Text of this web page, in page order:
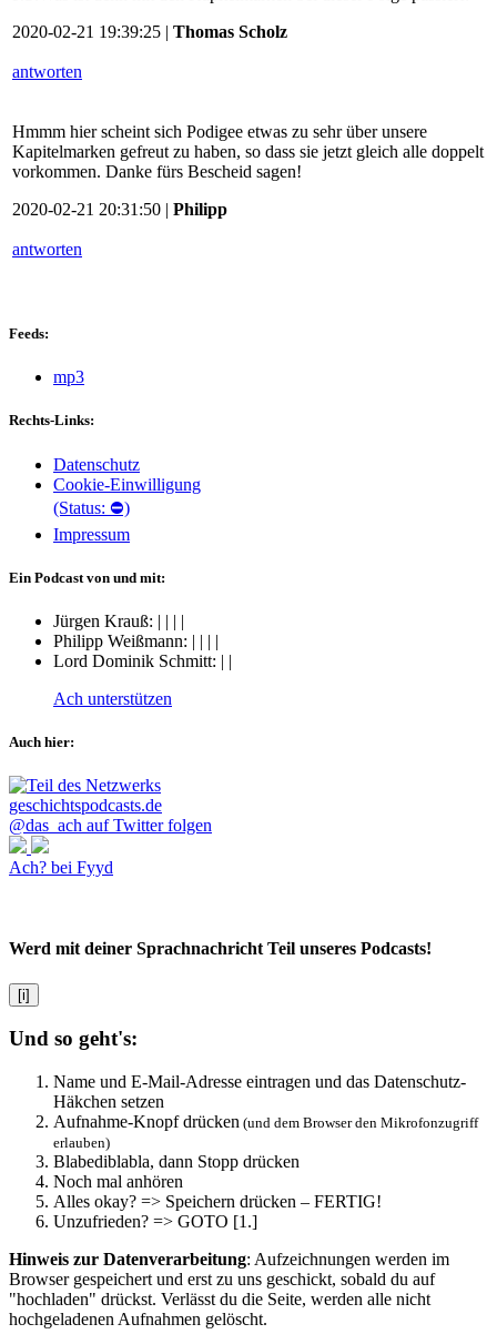
2020-02-21 19:39:25 | Thomas Scholz
antworten
Hmmm hier scheint sich Podigee etwas zu sehr über unsere
Kapitelmarken gefreut zu haben, so dass sie jetzt gleich alle doppelt
vorkommen. Danke fürs Bescheid sagen!
2020-02-21 20:31:50 | Philipp
antworten
Feeds:
mp3
Rechts-Links:
Datenschutz
Cookie-Einwilligung
(Status: ⛔)
Impressum
Ein Podcast von und mit:
Jürgen Krauß: | | | |
Philipp Weißmann: | | | |
Lord Dominik Schmitt: | |
Ach unterstützen
Auch hier:
@das_ach auf Twitter folgen
Ach? bei Fyyd
Werd mit deiner Sprachnachricht Teil unseres Podcasts!
[i]
Und so geht's:
Name und E-Mail-Adresse eintragen und das Datenschutz-
Häkchen setzen
Aufnahme-Knopf drücken (und dem Browser den Mikrofonzugriff
erlauben)
Blabediblabla, dann Stopp drücken
Noch mal anhören
Alles okay? => Speichern drücken – FERTIG!
Unzufrieden? => GOTO [1.]
Hinweis zur Datenverarbeitung: Aufzeichnungen werden im
Browser gespeichert und erst zu uns geschickt, sobald du auf
"hochladen" drückst. Verlässt du die Seite, werden alle nicht
hochgeladenen Aufnahmen gelöscht.